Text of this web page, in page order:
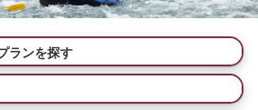
ランを探す